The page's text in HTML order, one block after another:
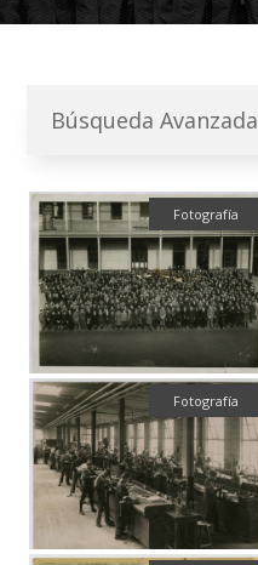
Búsqueda Avanzada
Fotografía
Fotografía